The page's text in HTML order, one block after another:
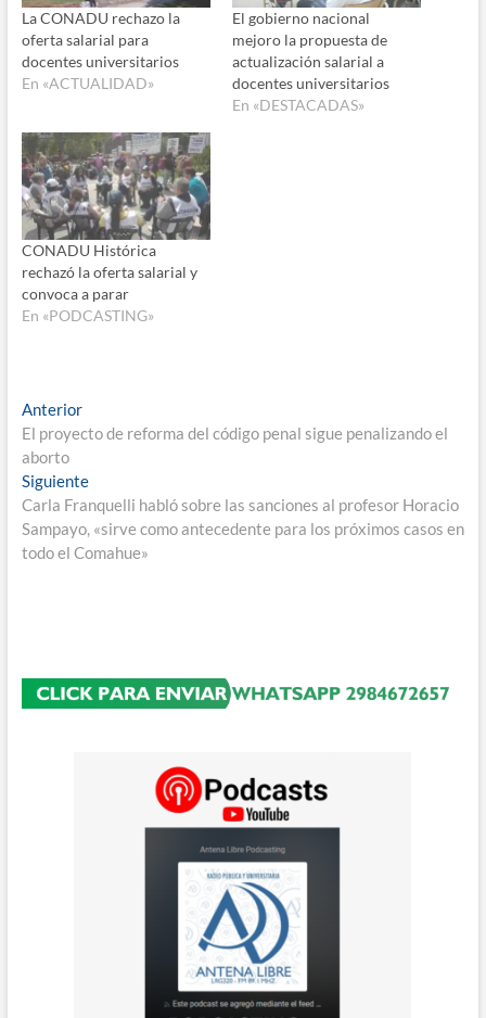
La CONADU rechazo la
oferta salarial para
docentes universitarios
En «ACTUALIDAD»
El gobierno nacional
mejoro la propuesta de
actualización salarial a
docentes universitarios
En «DESTACADAS»
CONADU Histórica
rechazó la oferta salarial y
convoca a parar
En «PODCASTING»
Navegación
de
entradas
AnteriorEntrada
anterior:
El proyecto de reforma del código penal sigue penalizando el
aborto
SiguienteEntrada
siguiente:
Carla Franquelli habló sobre las sanciones al profesor Horacio
Sampayo, «sirve como antecedente para los próximos casos en
todo el Comahue»